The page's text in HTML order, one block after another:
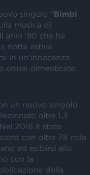
singolo “Bimbi
musica di
anni ’90 che ha
notte estiva
in un'innocenza
ormai dimenticate
un nuovo singolo
oltre 1,3
2018 è stato
con oltre 78 mila
ad esibirsi allo
con la
della